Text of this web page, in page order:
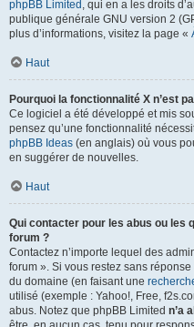
phpBB Limited , qui en a les droits
publique générale GNU version 2
plus d’informations, visitez la page «
Haut
Pourquoi la fonctionnalité X n’est
Ce logiciel a été développé et mis
pensez qu’une fonctionnalité
phpBB Ideas (en anglais) où vous
en suggérer de nouvelles.
Haut
Qui contacter pour les abus ou les
forum ?
Contactez n’importe lequel des
forum ». Si vous restez sans
du domaine (en faisant une
utilisé (exemple : Yahoo!, Free,
abus. Notez que phpBB Limited n’a